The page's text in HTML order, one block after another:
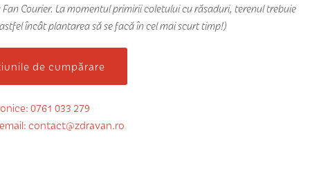
Courier. La momentul primirii coletului cu răsaduri, terenul trebuie
încât plantarea să se facă în cel mai scurt timp!)
de cumpărare
0761 033 279
contact@zdravan.ro